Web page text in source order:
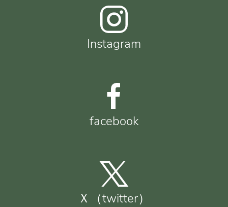
Instagram
facebook
Ｘ（twitter）